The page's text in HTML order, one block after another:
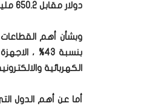
دولار مقابل 650.2 مليون دولار في نفس الفترة السنة المالية الماضية.
الكهربائية والالكترونية
أما عن أهم الدول